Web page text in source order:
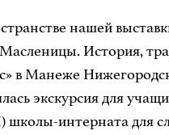
нашей
История,
в Манеже
экскурсия для
интерната для